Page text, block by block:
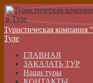
Туристическая
Туле
ГЛАВНАЯ
ЗАКАЗАТЬ ТУР
Наши туры
КОНТАКТЫ